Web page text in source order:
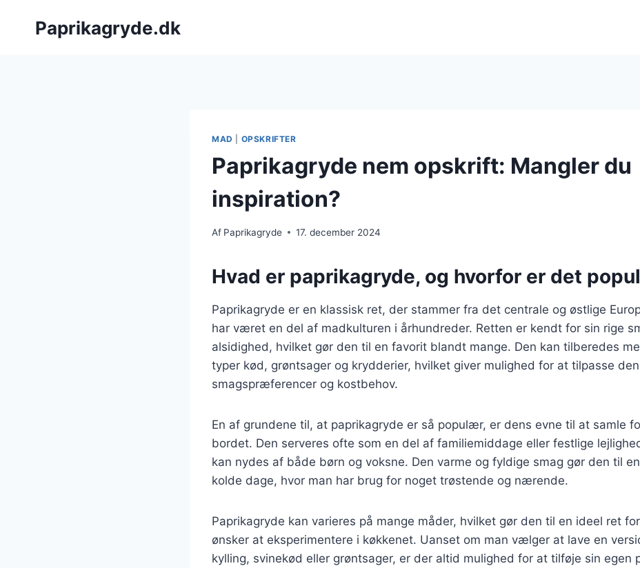
Paprikagryde.dk
MAD OPSKRIFTER
Paprikagryde nem opskrift: Mangler du
inspiration?
Af Paprikagryde 17. december 2024
Hvad er paprikagryde, og hvorfor er det
Paprikagryde er en klassisk ret, der stammer fra det centrale og østlige
har været en del af madkulturen i århundreder. Retten er kendt for sin rige
alsidighed, hvilket gør den til en favorit blandt mange. Den kan tilberedes
typer kød, grøntsager og krydderier, hvilket giver mulighed for at tilpasse
smagspræferencer og kostbehov.
En af grundene til, at paprikagryde er så populær, er dens evne til at samle
bordet. Den serveres ofte som en del af familiemiddage eller festlige
kan nydes af både børn og voksne. Den varme og fyldige smag gør den til
kolde dage, hvor man har brug for noget trøstende og nærende.
Paprikagryde kan varieres på mange måder, hvilket gør den til en ideel ret
ønsker at eksperimentere i køkkenet. Uanset om man vælger at lave en
kylling, svinekød eller grøntsager, er der altid mulighed for at tilføje sin egen